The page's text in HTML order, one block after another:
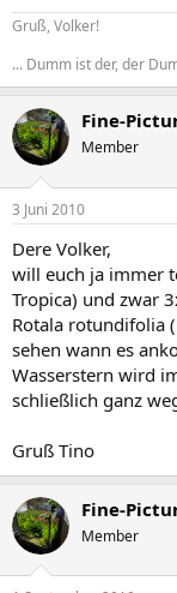
Gruß, Volker!
... Dumm ist der, der
Fine-
Member
3 Juni 2010
Dere Volker,
will euch ja immer
Tropica) und zwar
Rotala rotundifolia
sehen wann es
Wasserstern wird
schließlich ganz
Gruß Tino
Fine-
Member